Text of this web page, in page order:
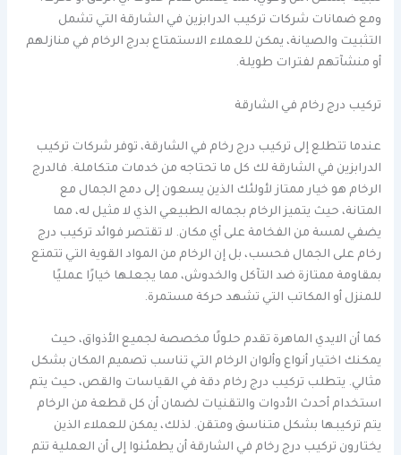
ومع ضمانات شركات تركيب الدرابزين في الشارقة التي تشمل
التثبيت والصيانة، يمكن للعملاء الاستمتاع بدرج الرخام في منازلهم
أو منشآتهم لفترات طويلة.
تركيب درج رخام في الشارقة
عندما تتطلع إلى تركيب درج رخام في الشارقة، توفر شركات تركيب
الدرابزين في الشارقة لك كل ما تحتاجه من خدمات متكاملة. فالدرج
الرخام هو خيار ممتاز لأولئك الذين يسعون إلى دمج الجمال مع
المتانة، حيث يتميز الرخام بجماله الطبيعي الذي لا مثيل له، مما
يضفي لمسة من الفخامة على أي مكان. لا تقتصر فوائد تركيب درج
رخام على الجمال فحسب، بل إن الرخام من المواد القوية التي تتمتع
بمقاومة ممتازة ضد التآكل والخدوش، مما يجعلها خيارًا عمليًا
للمنزل أو المكاتب التي تشهد حركة مستمرة.
كما أن الايدي الماهرة تقدم حلولًا مخصصة لجميع الأذواق، حيث
يمكنك اختيار أنواع وألوان الرخام التي تناسب تصميم المكان بشكل
مثالي. يتطلب تركيب درج رخام دقة في القياسات والقص، حيث يتم
استخدام أحدث الأدوات والتقنيات لضمان أن كل قطعة من الرخام
يتم تركيبها بشكل متناسق ومتقن. لذلك، يمكن للعملاء الذين
يختارون تركيب درج رخام في الشارقة أن يطمئنوا إلى أن العملية تتم